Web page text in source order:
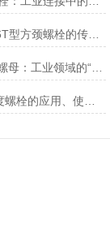
工业脊梁：DIN186T型方颈螺栓的传奇故事